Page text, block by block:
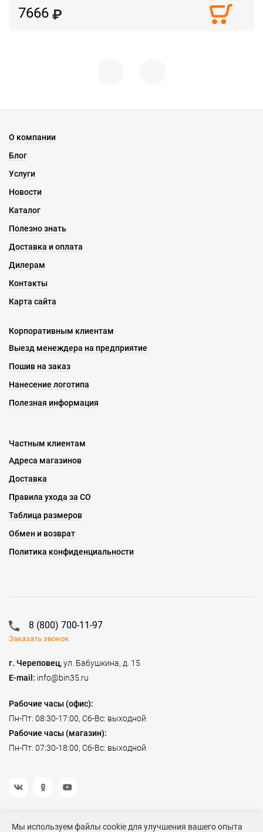
7666
Мы используем файлы cookie для улучшения вашего опыта
О компании
Блог
Услуги
Новости
Каталог
Полезно знать
Доставка и оплата
Дилерам
Контакты
Карта сайта
Корпоративным клиентам
Выезд менеждера на предприятие
Пошив на заказ
Нанесение логотипа
Полезная информация
Частным клиентам
Адреса магазинов
Доставка
Правила ухода за СО
Таблица размеров
Обмен и возврат
Политика конфиденциальности
8 (800) 700-11-97
Заказать звонок
г. Череповец,ул. Бабушкина, д. 15
E-mail: info@bin35.ru
Рабочие часы (офис):
Пн-Пт: 08:30-17:00, Сб-Вс: выходной
Рабочие часы (магазин):
Пн-Пт: 07:30-18:00, Сб-Вс: выходной